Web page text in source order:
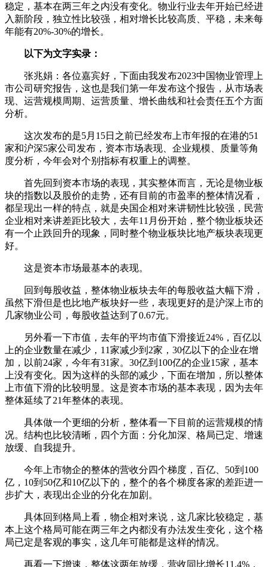
稳定，基本在两三年之内没有变化。物业行业去年开始已经进
入新阶段，独立性比较强，相对增长比较高质、平稳，未来每
年能有20%-30%的增长。
以下为文字实录：
张兆娟：各位嘉宾好，下面由我发布2023中国物业管理上
市公司研究报告，这也是我们第一年发布这个报告，从市场表
现、运营规模周期、运营质量、增长曲线和社会责任五个方面
分析。
这次发布的是5月15日之前已经发布上市年报的在港的51
家和沪深5家公司发布，资本市场表现、企业规模、质量等角
度分析，今年会对个别指标有权重上的调整。
首先回到资本市场的表现，其实整体而言，无论是物业板
块的指数以及股价的走势，还有目前的市盈率的整体情况看，
都呈现出一样的特点，就是央国企相对来讲韧性比较强，民营
企业相对来讲差距比较大，去年11月份开始，整个物业板块还
有一个止跌回升的现象，同时整个物业板块比地产板块表现更
好。
这是资本市场最基本的表现。
回到每股收益，整体物业板块去年的每股收益大幅下滑，
虽然下滑但是也比地产板块好一些，表现更好的是沪深上市的
几家物业公司，每股收益达到了0.67元。
另外看一下市值，去年的平均市值下滑接近24%，百亿以
上的企业数量在减少，11家减少到2家，30亿以下的企业在增
加，以前24家，今年有31家。30亿到100亿的企业15家，基本
上没有变化。因为这样的头部的减少，下面在增加，所以整体
上市值下滑的比较明显。这是资本市场的基本表现，因为去年
整体延续了21年整体的表现。
具体做一个更细的分析，整体看一下目前的运营规模的情
况。结构也比较清晰，四个方面：分化加深、格局已定、增速
放缓、自我提升。
今年上市物企的整体的营收分四个梯度，百亿、50到100
亿，10到50亿和10亿以下的，整个的各个梯度各家的差距进一
步扩大，表现出企业的分化在加剧。
具体回到格局上看，物企相对来说，这几家比较稳定，基
本上这个格局可能在两三年之内都没有办法发生变化，这个格
局已定是客观的事实，这几年可能都是这样的情况。
再看一下增速，整体这两年放缓，营收同比增长11.4%，